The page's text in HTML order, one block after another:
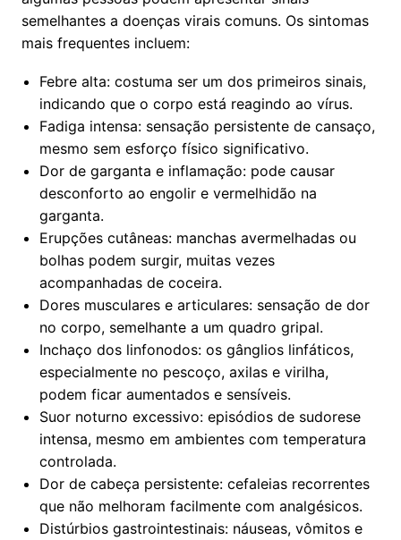
semelhantes a doenças virais comuns. Os sintomas
mais frequentes incluem:
Febre alta: costuma ser um dos primeiros sinais,
indicando que o corpo está reagindo ao vírus.
Fadiga intensa: sensação persistente de cansaço,
mesmo sem esforço físico significativo.
Dor de garganta e inflamação: pode causar
desconforto ao engolir e vermelhidão na
garganta.
Erupções cutâneas: manchas avermelhadas ou
bolhas podem surgir, muitas vezes
acompanhadas de coceira.
Dores musculares e articulares: sensação de dor
no corpo, semelhante a um quadro gripal.
Inchaço dos linfonodos: os gânglios linfáticos,
especialmente no pescoço, axilas e virilha,
podem ficar aumentados e sensíveis.
Suor noturno excessivo: episódios de sudorese
intensa, mesmo em ambientes com temperatura
controlada.
Dor de cabeça persistente: cefaleias recorrentes
que não melhoram facilmente com analgésicos.
Distúrbios gastrointestinais: náuseas, vômitos e